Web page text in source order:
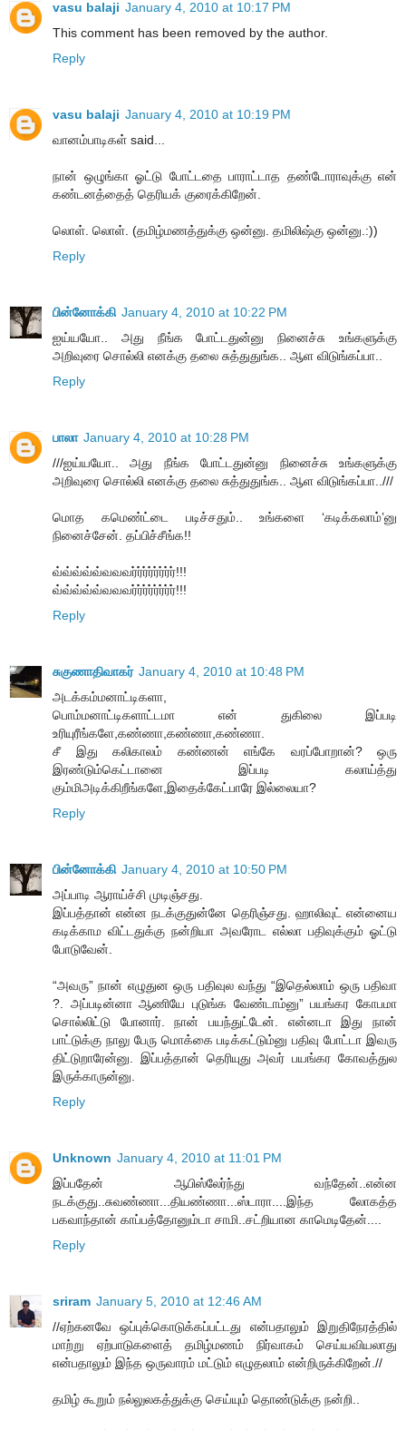
vasu balaji January 4, 2010 at 10:17 PM
This comment has been removed by the author.
Reply
vasu balaji January 4, 2010 at 10:19 PM
வானம்பாடிகள் said...
நான் ஒழுங்கா ஓட்டு போட்டதை பாராட்டாத தண்டோராவுக்கு என்
கண்டனத்தைத் தெரியக் குரைக்கிறேன்.
லொள். லொள். (தமிழ்மணத்துக்கு ஒன்னு. தமிலிஷ்கு ஒன்னு.:))
Reply
பின்னோக்கி January 4, 2010 at 10:22 PM
ஐய்யயோ.. அது நீங்க போட்டதுன்னு நினைச்சு உங்களுக்கு
அறிவுரை சொல்லி எனக்கு தலை சுத்துதுங்க.. ஆள விடுங்கப்பா..
Reply
பாலா January 4, 2010 at 10:28 PM
///ஐய்யயோ.. அது நீங்க போட்டதுன்னு நினைச்சு உங்களுக்கு
அறிவுரை சொல்லி எனக்கு தலை சுத்துதுங்க.. ஆள விடுங்கப்பா..///
மொத கமெண்ட்டை படிச்சதும்.. உங்களை ‘கடிக்கலாம்’னு
நினைச்சேன். தப்பிச்சீங்க!!
வ்வ்வ்வ்வ்வவவர்ர்ர்ர்ர்ர்ர்ர்!!!
வ்வ்வ்வ்வ்வவவர்ர்ர்ர்ர்ர்ர்ர்!!!
Reply
சுகுணாதிவாகர் January 4, 2010 at 10:48 PM
அடக்கம்மனாட்டிகளா,
பொம்மனாட்டிகளாட்டமா என் துகிலை இப்படி
உரியுரீங்களே,கண்ணா,கண்ணா,கண்ணா.
சீ இது கலிகாலம் கண்ணன் எங்கே வரப்போறான்? ஒரு
இரண்டும்கெட்டானை இப்படி கலாய்த்து
கும்மிஅடிக்கிறீங்களே,இதைக்கேட்பாரே இல்லையா?
Reply
பின்னோக்கி January 4, 2010 at 10:50 PM
அப்பாடி ஆராய்ச்சி முடிஞ்சது.
இப்பத்தான் என்ன நடக்குதுன்னே தெரிஞ்சது. ஹாலிவுட் என்னைய
கடிக்காம விட்டதுக்கு நன்றியா அவரோட எல்லா பதிவுக்கும் ஓட்டு
போடுவேன்.
“அவரு” நான் எழுதுன ஒரு பதிவுல வந்து “இதெல்லாம் ஒரு பதிவா
?. அப்படின்னா ஆணியே புடுங்க வேண்டாம்னு” பயங்கர கோபமா
சொல்லிட்டு போனார். நான் பயந்துட்டேன். என்னடா இது நான்
பாட்டுக்கு நாலு பேரு மொக்கை படிக்கட்டும்னு பதிவு போட்டா இவரு
திட்டுறாரேன்னு. இப்பத்தான் தெரியுது அவர் பயங்கர கோவத்துல
இருக்காருன்னு.
Reply
Unknown January 4, 2010 at 11:01 PM
இப்பதேன் ஆபிஸ்லேர்ந்து வந்தேன்..என்ன
நடக்குது..சுவண்ணா...தியண்ணா...ஸ்டாரா....இந்த லோகத்த
பகவாந்தான் காப்பத்தோனும்டா சாமி..சட்றியான காமெடிதேன்....
Reply
sriram January 5, 2010 at 12:46 AM
//ஏற்கனவே ஒப்புக்கொடுக்கப்பட்டது என்பதாலும் இறுதிநேரத்தில்
மாற்று ஏற்பாடுகளைத் தமிழ்மணம் நிர்வாகம் செய்யவியலாது
என்பதாலும் இந்த ஒருவாரம் மட்டும் எழுதலாம் என்றிருக்கிறேன்.//
தமிழ் கூறும் நல்லுலகத்துக்கு செய்யும் தொண்டுக்கு நன்றி..